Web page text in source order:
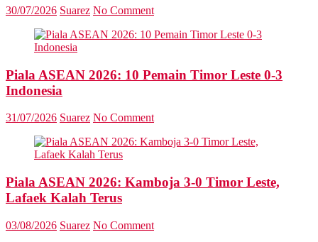
30/07/2026 Suarez No Comment
Piala ASEAN 2026: 10 Pemain Timor Leste 0-3
Indonesia
31/07/2026 Suarez No Comment
Piala ASEAN 2026: Kamboja 3-0 Timor Leste,
Lafaek Kalah Terus
03/08/2026 Suarez No Comment